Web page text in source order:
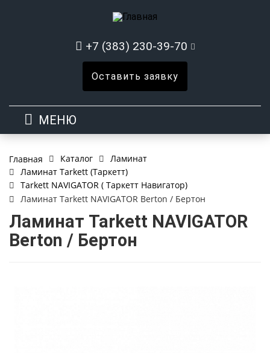
+7 (383) 230-39-70
Оставить заявку
МЕНЮ
Главная Каталог
Ламинат
Ламинат Tarkett (Таркетт)
Tarkett NAVIGATOR ( Таркетт Навигатор)
Ламинат Tarkett NAVIGATOR Berton / Бертон
Ламинат Tarkett NAVIGATOR
Berton / Бертон